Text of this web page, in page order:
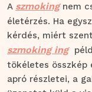
A szmokingnem
életérzés. Ha
kérdés, miért
szmoking ing
tökéletes összkép
apró részletei, a